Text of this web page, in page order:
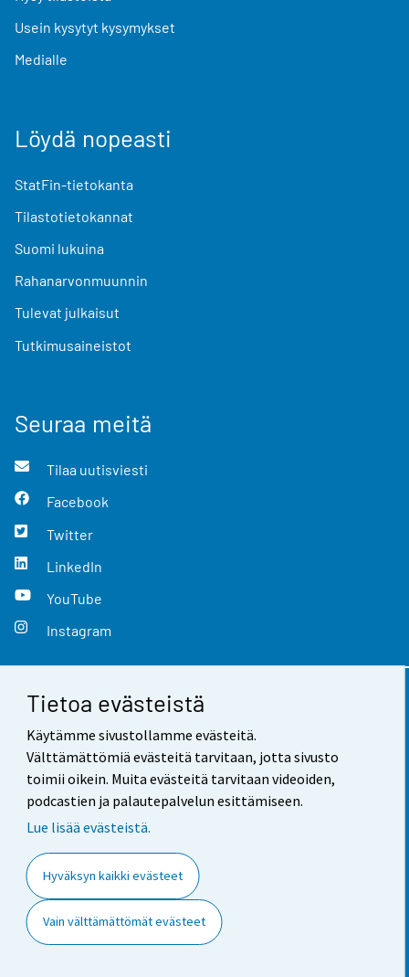
Tietoa evästeistä
Käytämme sivustollamme evästeitä.
Välttämättömiä evästeitä tarvitaan, jotta sivusto
toimii oikein. Muita evästeitä tarvitaan videoiden,
podcastien ja palautepalvelun esittämiseen.
Lue lisää evästeistä.
Hyväksyn kaikki evästeet
Vain välttämättömät evästeet
Usein kysytyt kysymykset
Medialle
Löydä nopeasti
StatFin-tietokanta
Tilastotietokannat
Suomi lukuina
Rahanarvonmuunnin
Tulevat julkaisut
Tutkimusaineistot
Seuraa meitä
Tilaa uutisviesti
Facebook
Twitter
LinkedIn
YouTube
Instagram
Yhteystiedot
Palaute
Käyttöehdot
Saavutettavuus
Tietoa sivustosta
Evästeasetukset